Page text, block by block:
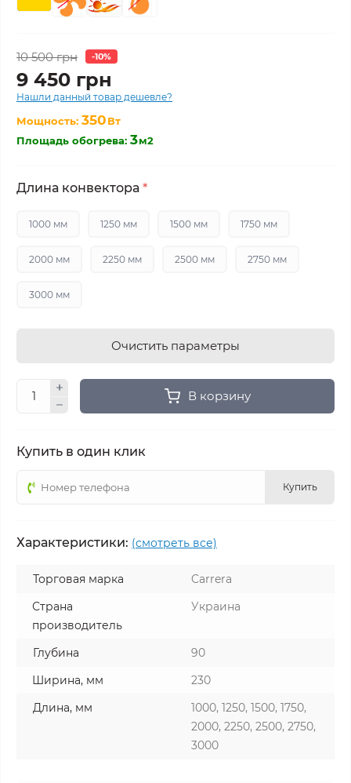
10 500 грн -10%
9 450 грн
Нашли данный товар дешевле?
Мощность: 350Вт
Площадь обогрева: 3м2
Длина конвектора *
1000 мм 1250 мм 1500 мм 1750 мм
2000 мм 2250 мм 2500 мм 2750 мм
3000 мм
Очистить параметры
В корзину
Купить в один клик
Купить
Характеристики: (смотреть все)
Торговая марка
Carrera
Страна
производитель
Украина
Глубина
90
Ширина, мм
230
Длина, мм
1000, 1250, 1500, 1750,
2000, 2250, 2500, 2750,
3000